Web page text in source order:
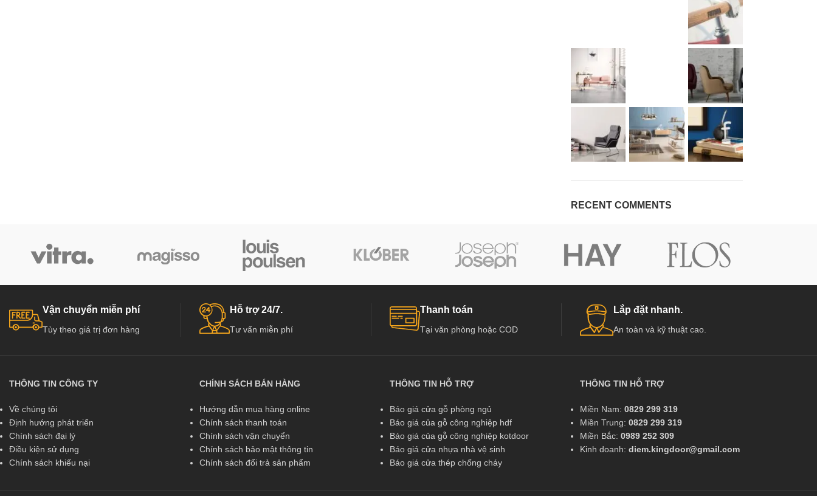
RECENT COMMENTS
Vận chuyển miễn phí
Tùy theo giá trị đơn hàng
Hỗ trợ 24/7.
Tư vấn miễn phí
Thanh toán
Tại văn phòng hoặc COD
Lắp đặt nhanh.
An toàn và kỹ thuật cao.
THÔNG TIN CÔNG TY
Về chúng tôi
Định hướng phát triển
Chính sách đại lý
Điều kiện sử dụng
Chính sách khiếu nại
CHÍNH SÁCH BÁN HÀNG
Hướng dẫn mua hàng online
Chính sách thanh toán
Chính sách vận chuyển
Chính sách bảo mật thông tin
Chính sách đổi trả sản phẩm
THÔNG TIN HỖ TRỢ
Báo giá cửa gỗ phòng ngủ
Báo giá của gỗ công nghiệp hdf
Báo giá của gỗ công nghiệp kotdoor
Báo giá cửa nhựa nhà vệ sinh
Báo giá cửa thép chống cháy
THÔNG TIN HỖ TRỢ
Miền Nam: 0829 299 319
Miền Trung: 0829 299 319
Miền Bắc: 0989 252 309
Kinh doanh: diem.kingdoor@gmail.com